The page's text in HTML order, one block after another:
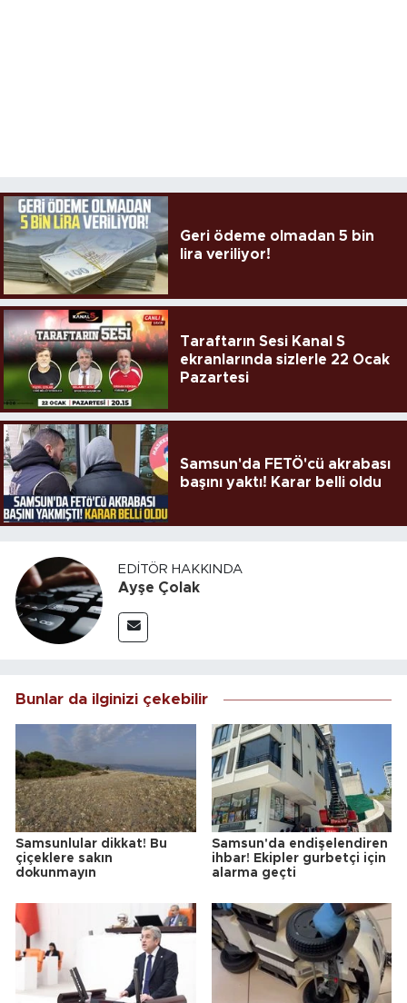
Geri ödeme olmadan 5 bin
lira veriliyor!
Taraftarın Sesi Kanal S
ekranlarında sizlerle 22 Ocak
Pazartesi
Samsun'da FETÖ'cü akrabası
başını yaktı! Karar belli oldu
EDITÖR HAKKINDA
Ayşe Çolak
Bunlar da ilginizi çekebilir
Samsunlular dikkat! Bu
çiçeklere sakın
dokunmayın
Samsun'da endişelendiren
ihbar! Ekipler gurbetçi için
alarma geçti